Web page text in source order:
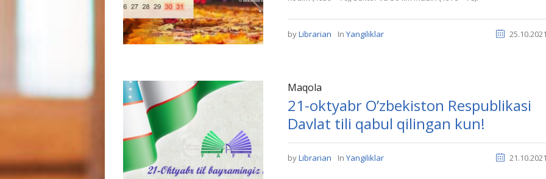
byLibrarian In Yangiliklar
Maqola
21-oktyabr O’zbekiston Respublikasi
Davlat tili qabul qilingan kun!
byLibrarian In Yangiliklar